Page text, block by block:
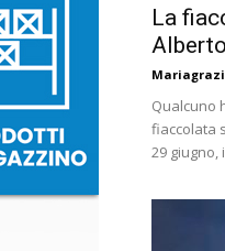
La
Qualcuno
fiaccolata
29